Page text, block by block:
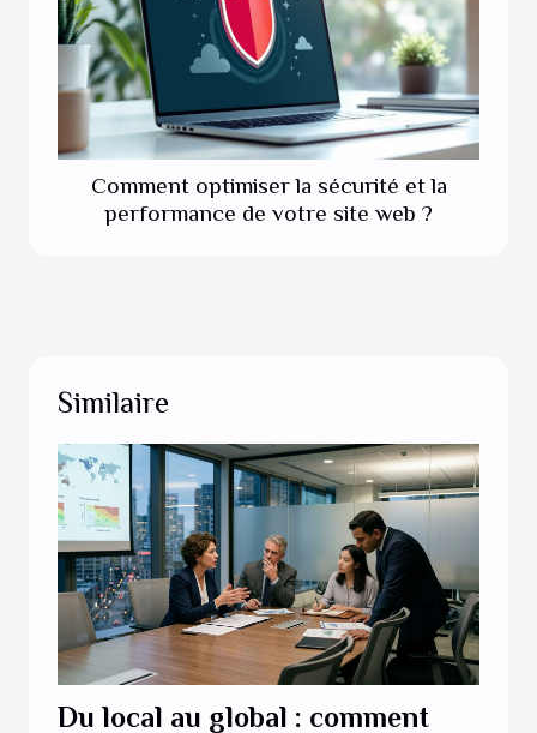
Comment optimiser la sécurité et la
performance de votre site web ?
Similaire
Du local au global : comment